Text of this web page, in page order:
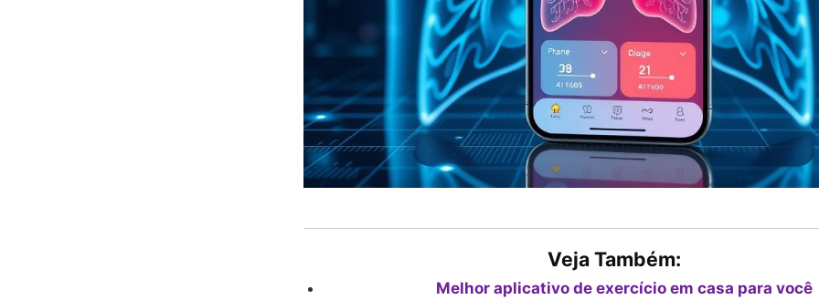
Veja Também:
Melhor aplicativo de exercício em casa para você